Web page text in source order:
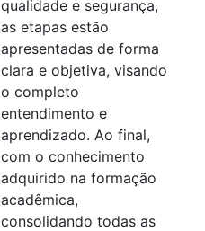
qualidade e segurança,
as etapas estão
apresentadas de forma
clara e objetiva, visando
o completo
entendimento e
aprendizado. Ao final,
com o conhecimento
adquirido na formação
acadêmica,
consolidando todas as